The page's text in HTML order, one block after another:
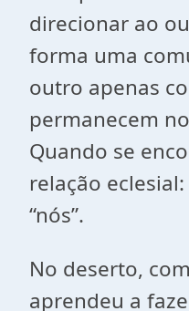
direcionar ao
forma uma
outro apenas
permanecem
Quando se
relação
“nós”.
No deserto,
aprendeu a